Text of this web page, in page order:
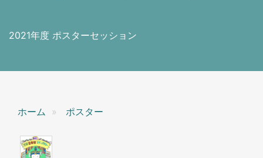
2021年度 ポスターセッション
ホーム ポスター